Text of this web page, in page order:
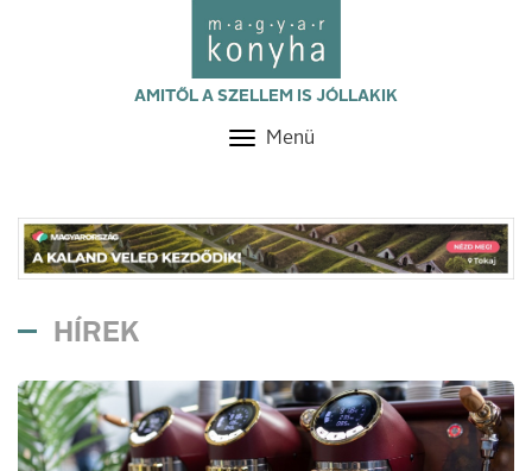
AMITŐL A SZELLEM IS JÓLLAKIK
Toggle
Menü
HÍREK